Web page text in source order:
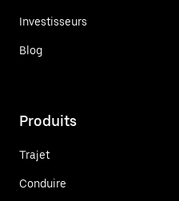
Investisseurs
Blog
Produits
Trajet
Conduire